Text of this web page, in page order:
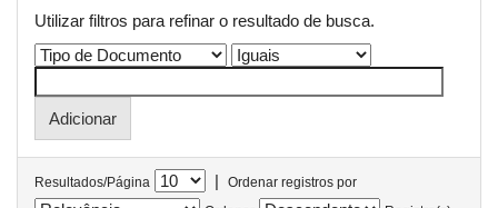
Utilizar filtros para refinar o resultado de busca.
Resultados/Página |
Ordenar registros por